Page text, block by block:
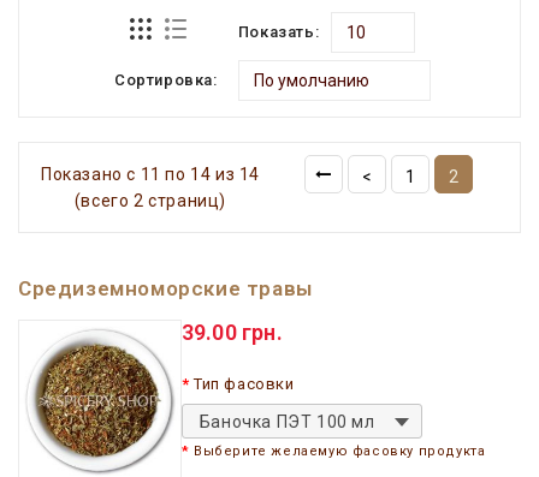
Показать:
Сортировка:
Показано с 11 по 14 из 14
(всего 2 страниц)
< 1 2
Средиземноморские травы
39.00 грн.
Тип фасовки
Баночка ПЭТ 100 мл
Выберите желаемую фасовку продукта